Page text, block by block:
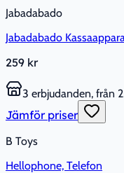
Jabadabado
Jabadabado
259 kr
3 erbjudanden, från
Jämför priser
B Toys
Hellophone, Telefon